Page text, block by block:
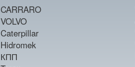
CARRARO
VOLVO
Caterpillar
Hidromek
КПП